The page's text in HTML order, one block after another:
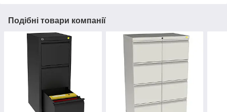
Подібні товари компанії